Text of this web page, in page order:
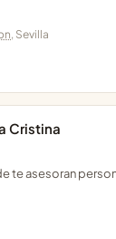
, Sevilla
Cristina
te asesoran